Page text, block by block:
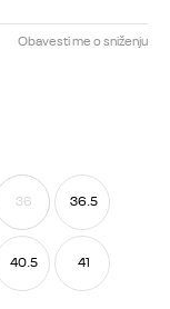
Obavesti me o sniženju
36 36.5
40.5 41